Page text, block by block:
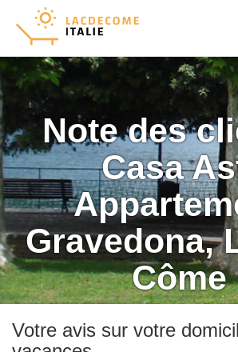
Note des
Casa
Gravedona,
Côme
Votre avis sur votre